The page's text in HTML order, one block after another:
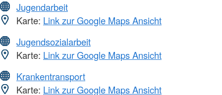
Jugendarbeit
Karte: Link zur Google Maps Ansicht
Jugendsozialarbeit
Karte: Link zur Google Maps Ansicht
Krankentransport
Karte: Link zur Google Maps Ansicht